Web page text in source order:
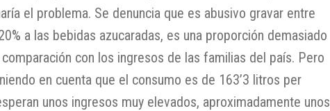
el problema. Se denuncia que es abusivo gravar entre
a las bebidas azucaradas, es una proporción demasiado
con los ingresos de las familias del país. Pero
en cuenta que el consumo es de 163’3 litros per
unos ingresos muy elevados, aproximadamente unos